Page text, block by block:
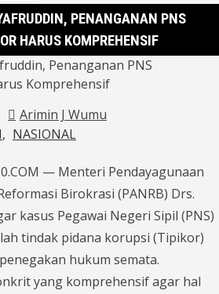
PENANGANAN PNS
HARUS KOMPREHENSIF
Arimin J Wumu
NASIONAL
— Menteri Pendayagunaan
Birokrasi (PANRB) Drs.
kasus Pegawai Negeri Sipil (PNS)
tindak pidana korupsi (Tipikor)
hukum semata.
yang komprehensif agar hal